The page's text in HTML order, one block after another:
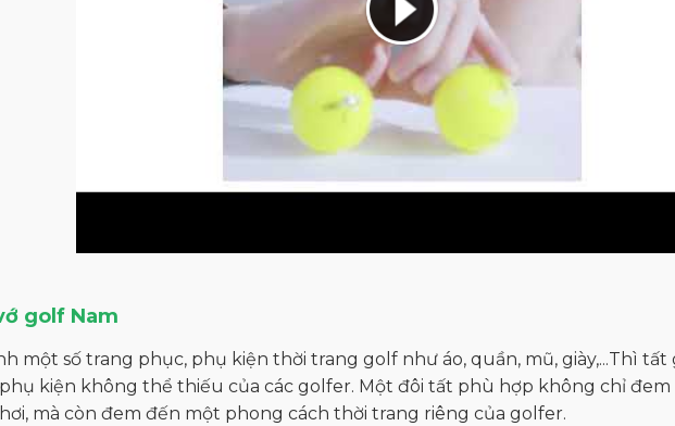
golf Nam
một số trang phục, phụ kiện thời trang golf như áo, quần, mũ, giày,...Thì
kiện không thể thiếu của các golfer. Một đôi tất phù hợp không chỉ đem
mà còn đem đến một phong cách thời trang riêng của golfer.